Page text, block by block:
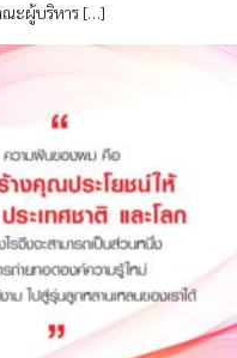
ณะผู้บริหาร […]